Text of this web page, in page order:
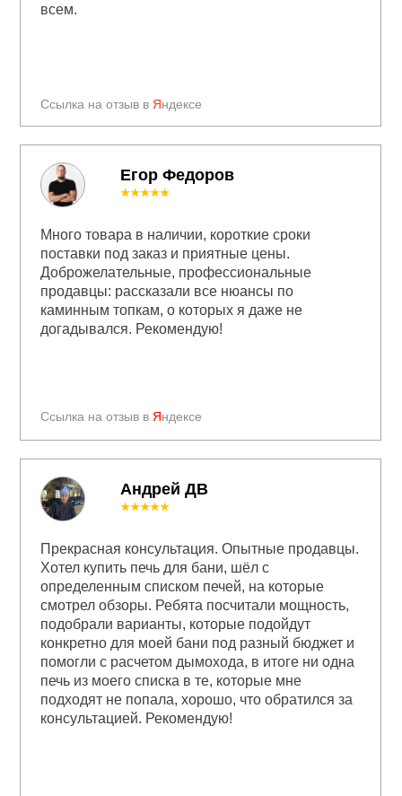
Ссылка на отзыв в Яндексе
всем.
Егор Федоров
Ссылка на отзыв в Яндексе
★★★★★
Много товара в наличии, короткие сроки
поставки под заказ и приятные цены.
Доброжелательные, профессиональные
продавцы: рассказали все нюансы по
каминным топкам, о которых я даже не
догадывался. Рекомендую!
Андрей ДВ
★★★★★
Прекрасная консультация. Опытные продавцы.
Хотел купить печь для бани, шёл с
определенным списком печей, на которые
смотрел обзоры. Ребята посчитали мощность,
подобрали варианты, которые подойдут
конкретно для моей бани под разный бюджет и
помогли с расчетом дымохода, в итоге ни одна
печь из моего списка в те, которые мне
подходят не попала, хорошо, что обратился за
консультацией. Рекомендую!